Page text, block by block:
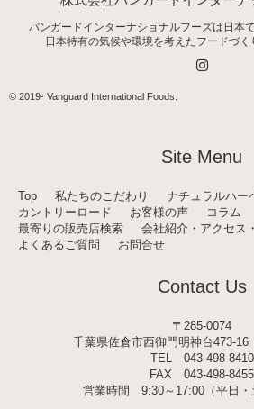
バンガードインターナショナルフーズは日本
日本特有の気候や環境を考えたフードづく
I
n
a
m
© 2019- Vanguard International Foods
Site Menu
Top 私たちのこだわり
ナチュラルハー
カントリーロード
お客様の声 コラム
最寄りの販売店検索
会社紹介・アクセス
よくあるご質問
お問合せ
Contact Us
〒285-0074
千葉県佐倉市西御門明神台473-16
TEL 043-498-8410
FAX 043-498-8455
営業時間 9:30～17:00（平日・